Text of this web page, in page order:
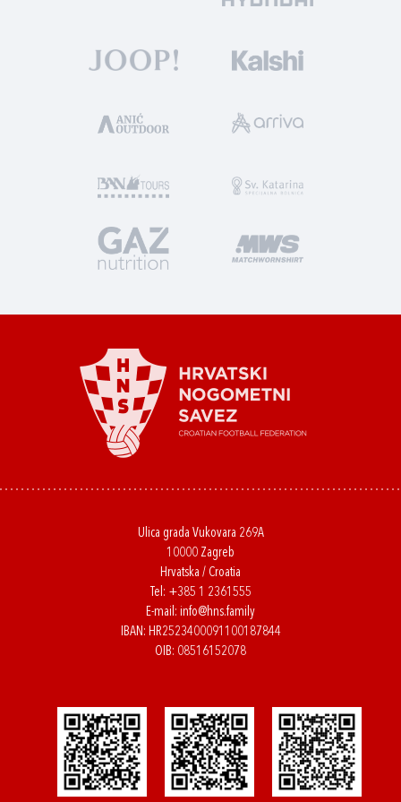
Ulica grada Vukovara 269A
10000 Zagreb
Hrvatska / Croatia
Tel: +385 1 2361555
E-mail: info@hns.family
IBAN: HR2523400091100187844
OIB: 08516152078